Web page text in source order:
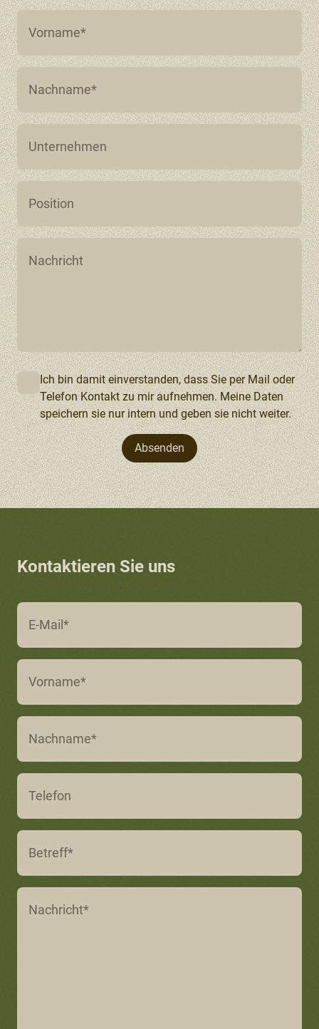
Ich bin damit einverstanden, dass Sie per Mail oder
Telefon Kontakt zu mir aufnehmen. Meine Daten
speichern sie nur intern und geben sie nicht weiter.
Absenden
Kontaktieren Sie uns